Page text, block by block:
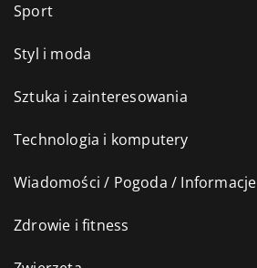
Sport
Styl i moda
Sztuka i zainteresowania
Technologia i komputery
Wiadomości / Pogoda / Informacje
Zdrowie i fitness